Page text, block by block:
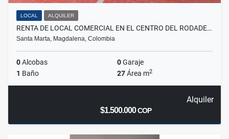
LOCAL ALQUILER
RENTA DE LOCAL COMERCIAL EN EL CENTRO DEL RODADE…
Santa Marta, Magdalena, Colombia
0Alcobas 0Garaje
1 Baño 27Área m2
Alquiler
$1.500.000COP